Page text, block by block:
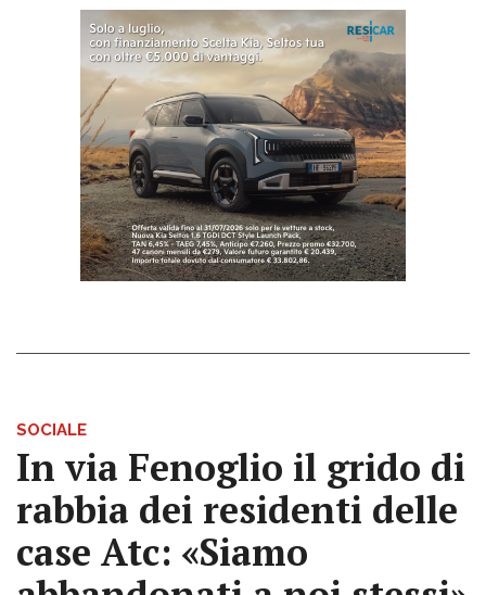
SOCIALE
In via Fenoglio il grido di
rabbia dei residenti delle
case Atc: «Siamo